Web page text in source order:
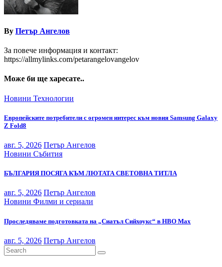
By Петър Ангелов
За повече информация и контакт:
https://allmylinks.com/petarangelovangelov
Може би ще харесате..
Новини Технологии
Европейските потребители с огромен интерес към новия Samsung Galaxy
Z Fold8
авг. 5, 2026 Петър Ангелов
Новини Събития
БЪЛГАРИЯ ПОСЯГА КЪМ ЛЮТАТА СВЕТОВНА ТИТЛА
авг. 5, 2026 Петър Ангелов
Новини Филми и сериали
Проследяваме подготовката на „Сиатъл Сийхоукс“ в HBO Max
авг. 5, 2026 Петър Ангелов